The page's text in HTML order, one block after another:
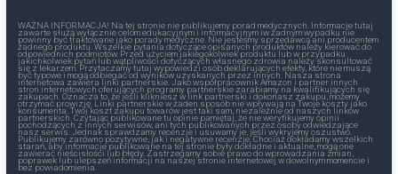
WAŻNA INFORMACJA! Na tej stronie nie publikujemy porad medycznych. Informacje tutaj
zawarte służą wyłącznie celom edukacyjnym i informacyjnym iw żadnym wypadku nie
powinny być traktowane jako porady medyczne. Nie jesteśmy sprzedawcą ani producentem
żadnego produktu. Wszelkie pytania dotyczące opisanych produktów należy kierować do
odpowiednich podmiotów. Przed użyciem jakiegokolwiek produktu lub w przypadku
jakichkolwiek pytań lub wątpliwości dotyczących własnego zdrowia należy skonsultować
się z lekarzem. Przytaczamy tutaj wypowiedzi osób deklarujących efekty, które nie muszą
być typowe i mogą odbiegać od wyników uzyskanych przez innych. Nasza strona
internetowa zawiera linki partnerskie. Jako współpracownik Amazon i partner innych
stron internetowych oferujących programy partnerskie zarabiamy na kwalifikujących się
zakupach. Oznacza to, że jeśli klikniesz w link partnerski i dokonasz zakupu, możemy
otrzymać prowizję. Linki partnerskie w żaden sposób nie wpływają na Twoje koszty jako
konsumenta. Twój koszt zakupu towarów jest taki sam, niezależnie od naszych linków
partnerskich. Czytając publikowane tu opinie pamiętaj, że nie weryfikujemy opinii
pochodzących z innych serwisów, ani tych publikowanych przez osoby odwiedzające
nasz serwis. Jednak sprawdzamy recenzje i usuwamy je, jeśli wykryjemy oszustwo.
Publikujemy zarówno pozytywne, jak i negatywne recenzje. Chociaż dokładamy wszelkich
starań, aby informacje publikowane na tej stronie były dokładne i aktualne, mogą one
zawierać nieścisłości lub błędy. Zastrzegamy sobie prawo do wprowadzania zmian,
poprawek lub ulepszeń informacji na naszej stronie internetowej w dowolnym momencie i
bez powiadomienia.